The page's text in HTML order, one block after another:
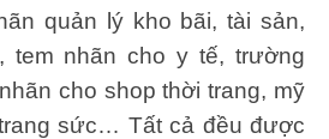
quản lý kho bãi, tài sản,
tem nhãn cho y tế, trường
cho shop thời trang, mỹ
sức… Tất cả đều được